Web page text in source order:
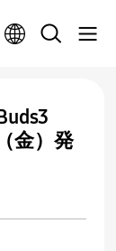
金）発